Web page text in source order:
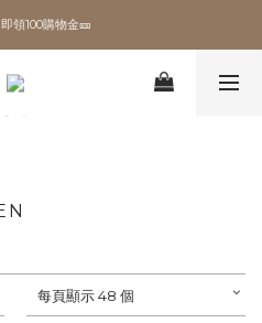
領100購物金🎫
領100購物金🎫
額現折🔥
每頁顯示 48 個